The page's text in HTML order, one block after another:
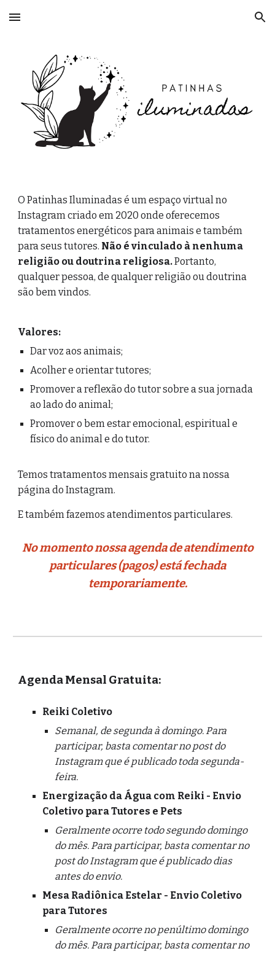
Skip to main content Skip to navigation
O Patinhas Iluminadas é um espaço virtual no
Instagram criado em 2020 onde oferecemos
tratamentos energéticos para animais e também
para seus tutores. Não é vinculado à nenhuma
religião ou doutrina religiosa.Portanto,
qualquer pessoa, de qualquer religião ou doutrina
são bem vindos.
Valores:
Dar voz aos animais;
Acolher e orientar tutores;
Promover a reflexão do tutor sobre a sua jornada
ao lado do animal;
Promover o bem estar emocional, espiritual e
físico do animal e do tutor.
Temos tratamentos mensais gratuito na nossa
página do Instagram.
E também fazemos atendimentos particulares.
No momento nossa agenda de atendimento
particulares (pagos) está fechada
temporariamente.
Agenda Mensal Gratuita:
Reiki Coletivo
Semanal, de segunda à domingo. Para
participar, basta comentar no post do
Instagram que é publicado toda segunda-
feira.
Energização da Água com Reiki - Envio
Coletivo paraTutores e Pets
Geralmente ocorre todo segundo domingo
do mês. Para participar, basta comentar no
post do Instagram que é publicadodias
antes do envio.
Mesa Radiônica Estelar - Envio Coletivo
paraTutores
Geralmente ocorre no penúltimo domingo
do mês. Para participar, basta comentar no